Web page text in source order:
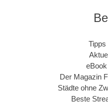
Tipps
Der Magazin
Städte ohne
Beste